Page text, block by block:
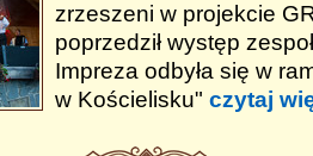
zrzeszeni w projekcie
poprzedził występ
Impreza odbyła się w
w Kościelisku" czytaj